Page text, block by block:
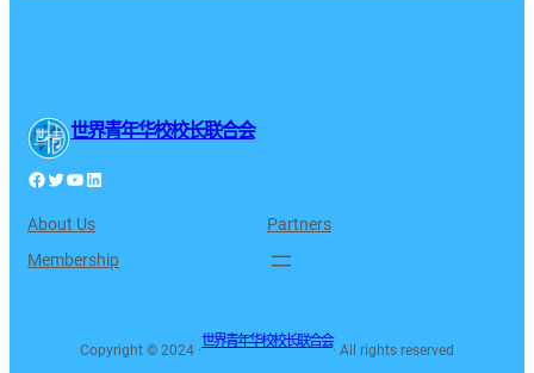
世界青年华校校长联合会
Facebook Twitter YouTube LinkedIn
About Us
Partners
Membership
Copyright © 2024 ·
世界青年华校校长联合会
· All rights reserved